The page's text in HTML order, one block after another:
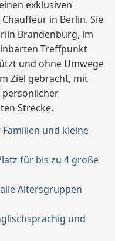
exklusiven
in Berlin. Sie
Brandenburg, im
Treffpunkt
und ohne Umwege
Ziel gebracht, mit
Strecke.
Familien und kleine
für bis zu 4 große
Altersgruppen
und